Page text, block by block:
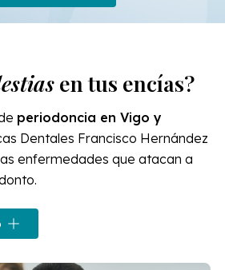
en tus encías?
periodoncia en Vigo y
Dentales Francisco Hernández
enfermedades que atacan a
de periodoncia dependerá de
periodoncistas en Vigo y